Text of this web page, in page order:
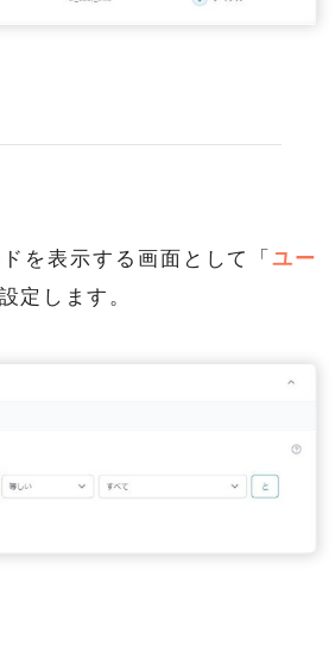
を表示する画面として「ユー
定します。